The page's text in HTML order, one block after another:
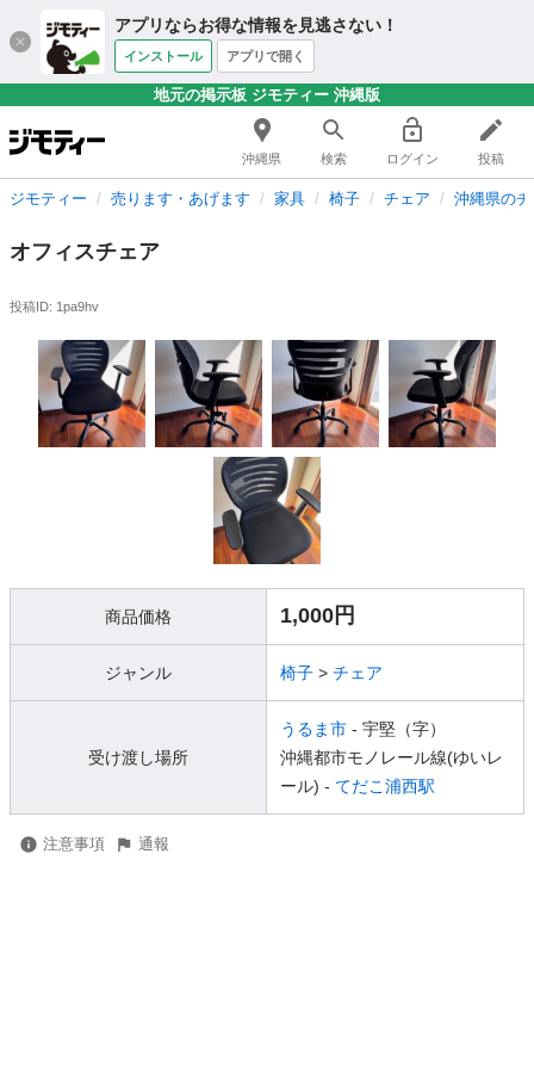
アプリならお得な情報を見逃さない！
インストール アプリで開く
地元の掲示板 ジモティー 沖縄版
沖縄県 検索 ログイン 投稿
ジモティー 売ります・あげます 家具 椅子 チェア 沖縄県の
オフィスチェア
投稿ID: 1pa9hv
商品価格 1,000円
ジャンル 椅子 > チェア
受け渡し場所
うるま市 - 宇堅（字）
沖縄都市モノレール線(ゆいレ
ール) - てだこ浦西駅
注意事項 通報